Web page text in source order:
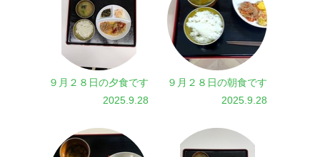
９月２８日の夕食です
2025.9.28
９月２８日の朝食です
2025.9.28